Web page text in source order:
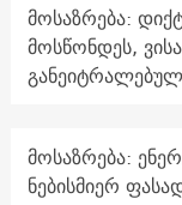
მოსაზრება:
მოსწონდეს,
მოსაზრება:
ნებისმიერ